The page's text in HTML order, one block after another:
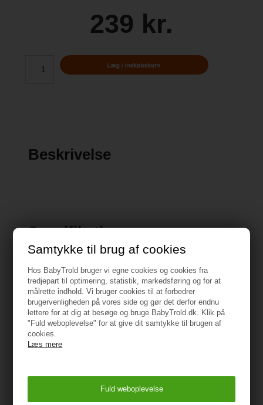
Samtykke til brug af cookies
Hos BabyTrold bruger vi egne cookies og cookies fra
tredjepart til optimering, statistik, markedsføring og for at
målrette indhold. Vi bruger cookies til at forbedrer
brugervenligheden på vores side og gør det derfor endnu
lettere for at dig at besøge og bruge BabyTrold.dk. Klik på
"Fuld weboplevelse" for at give dit samtykke til brugen af
cookies.
Læs mere
239 kr.
Beskrivelse
Specifikationer
40 cm
Vejledning